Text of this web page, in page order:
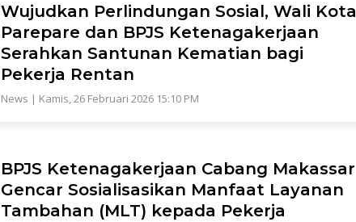
Wujudkan Perlindungan Sosial, Wali Kota
Parepare dan BPJS Ketenagakerjaan
Serahkan Santunan Kematian bagi
Pekerja Rentan
News | Kamis, 26 Februari 2026 15:10 PM
BPJS Ketenagakerjaan Cabang Makassar
Gencar Sosialisasikan Manfaat Layanan
Tambahan (MLT) kepada Pekerja